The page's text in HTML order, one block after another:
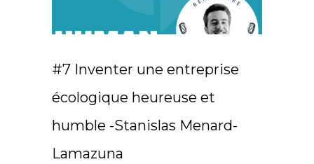
#7 Inventer une entreprise
écologique heureuse et
humble -Stanislas Menard-
Lamazuna